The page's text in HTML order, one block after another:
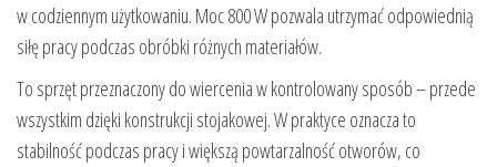
w codziennym użytkowaniu. Moc 800 W pozwala utrzymać odpowiednią
siłę pracy podczas obróbki różnych materiałów.
To sprzęt przeznaczony do wiercenia w kontrolowany sposób – przede
wszystkim dzięki konstrukcji stojakowej. W praktyce oznacza to
stabilność podczas pracy i większą powtarzalność otworów, co